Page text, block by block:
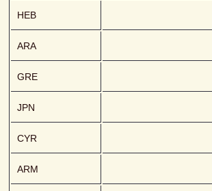
HEB
ARA
GRE
JPN
CYR
ARM